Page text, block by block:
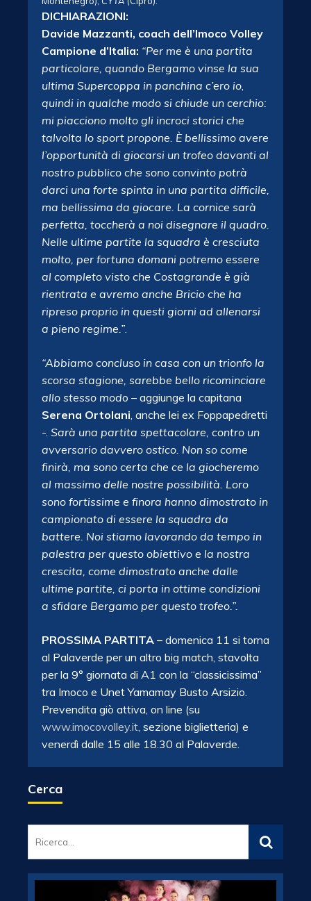
DICHIARAZIONI:
Davide Mazzanti, coach dell’Imoco Volley
Campione d’Italia: “Per me è una partita
particolare, quando Bergamo vinse la sua
ultima Supercoppa in panchina c’ero io,
quindi in qualche modo si chiude un cerchio:
mi piacciono molto gli incroci storici che
talvolta lo sport propone. È bellissimo avere
l’opportunità di giocarsi un trofeo davanti al
nostro pubblico che sono convinto potrà
darci una forte spinta in una partita difficile,
ma bellissima da giocare. La cornice sarà
perfetta, toccherà a noi disegnare il quadro.
Nelle ultime partite la squadra è cresciuta
molto, per fortuna domani potremo essere
al completo visto che Costagrande è già
rientrata e avremo anche Bricio che ha
ripreso proprio in questi giorni ad allenarsi
a pieno regime.”.
“Abbiamo concluso in casa con un trionfo la
scorsa stagione, sarebbe bello ricominciare
allo stesso modo – aggiunge la capitana
Serena Ortolani, anche lei ex Foppapedretti
-. Sarà una partita spettacolare, contro un
avversario davvero ostico. Non so come
finirà, ma sono certa che ce la giocheremo
al massimo delle nostre possibilità. Loro
sono fortissime e finora hanno dimostrato in
campionato di essere la squadra da
battere. Noi stiamo lavorando da tempo in
palestra per questo obiettivo e la nostra
crescita, come dimostrato anche dalle
ultime partite, ci porta in ottime condizioni
a sfidare Bergamo per questo trofeo.”.
PROSSIMA PARTITA – domenica 11 si torna
al Palaverde per un altro big match, stavolta
per la 9° giornata di A1 con la “classicissima”
tra Imoco e Unet Yamamay Busto Arsizio.
Prevendita giò attiva, on line (su
www.imocovolley.it, sezione biglietteria) e
venerdì dalle 15 alle 18.30 al Palaverde.
Cerca